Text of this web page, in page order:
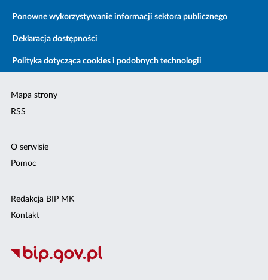
Ponowne wykorzystywanie informacji sektora publicznego
Deklaracja dostępności
Polityka dotycząca cookies i podobnych technologii
Mapa strony
RSS
O serwisie
Pomoc
Redakcja BIP MK
Kontakt